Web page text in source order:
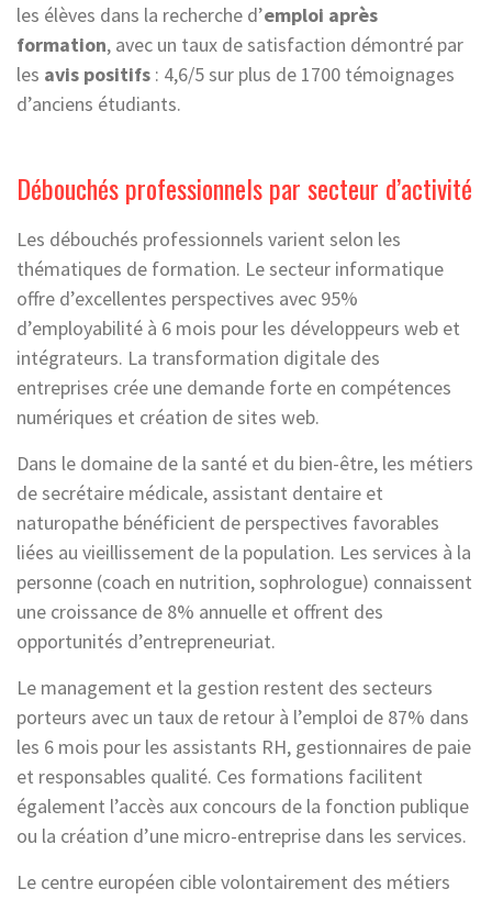
les élèves dans la recherche d’emploi après
formation, avec un taux de satisfaction démontré par
les avis positifs : 4,6/5 sur plus de 1700 témoignages
d’anciens étudiants.
Débouchés professionnels par secteur d’activité
Les débouchés professionnels varient selon les
thématiques de formation. Le secteur informatique
offre d’excellentes perspectives avec 95%
d’employabilité à 6 mois pour les développeurs web et
intégrateurs. La transformation digitale des
entreprises crée une demande forte en compétences
numériques et création de sites web.
Dans le domaine de la santé et du bien-être, les métiers
de secrétaire médicale, assistant dentaire et
naturopathe bénéficient de perspectives favorables
liées au vieillissement de la population. Les services à la
personne (coach en nutrition, sophrologue) connaissent
une croissance de 8% annuelle et offrent des
opportunités d’entrepreneuriat.
Le management et la gestion restent des secteurs
porteurs avec un taux de retour à l’emploi de 87% dans
les 6 mois pour les assistants RH, gestionnaires de paie
et responsables qualité. Ces formations facilitent
également l’accès aux concours de la fonction publique
ou la création d’une micro-entreprise dans les services.
Le centre européen cible volontairement des métiers